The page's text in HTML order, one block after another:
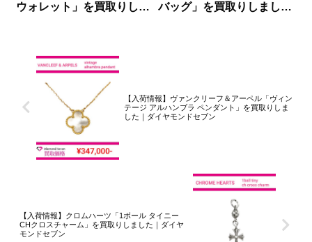
ウォレット」を買取りしま
バッグ」を買取りしました
【入荷情報】ヴァンクリーフ＆アーペル「ヴィン
テージ アルハンブラ ペンダント」を買取りしま
した｜ダイヤモンドセブン
【入荷情報】クロムハーツ「1ボール タイニー
CHクロスチャーム」を買取りしました｜ダイヤ
モンドセブン